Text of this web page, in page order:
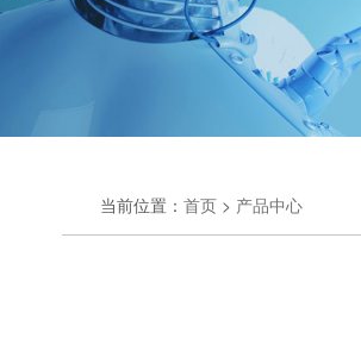
当前位置： 首页 > 产品中心